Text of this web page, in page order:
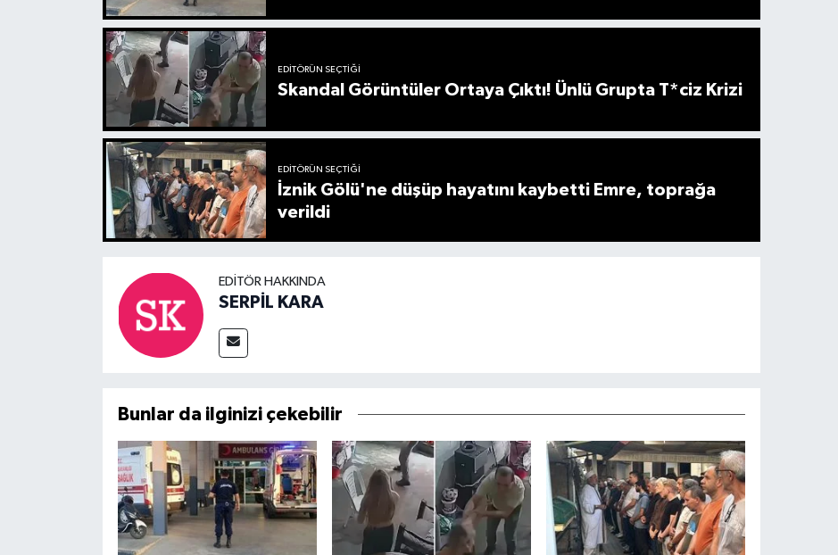
EDITÖRÜN SEÇTIĞI
Skandal Görüntüler Ortaya Çıktı! Ünlü Grupta T*ciz Krizi
EDITÖRÜN SEÇTIĞI
İznik Gölü'ne düşüp hayatını kaybetti Emre, toprağa
verildi
EDITÖR HAKKINDA
SERPİL KARA
Bunlar da ilginizi çekebilir